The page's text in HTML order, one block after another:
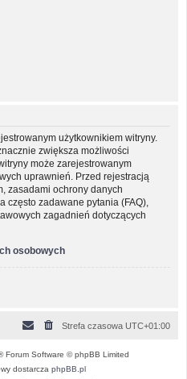
użytkownikiem witryny.
zwiększa możliwości
może zarejestrowanym
uprawnień. Przed rejestracją
zasadami ochrony danych
często zadawane pytania (FAQ),
zagadnień dotyczących
osobowych
Strefa czasowa UTC+01:00
Forum Software © phpBB Limited
dostarcza phpBB.pl